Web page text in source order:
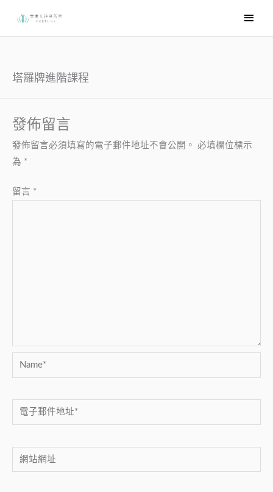
要
塔羅牌進階課程
發佈留言
發佈留言必須填寫的電子郵件地址不會公開。 必填欄位標示
為 *
留言 *
Name*
電
子
件
地
網
站